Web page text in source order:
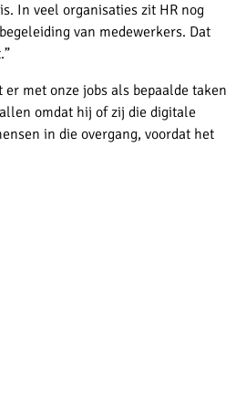
In veel organisaties zit HR nog
van medewerkers. Dat
met onze jobs als bepaalde taken
omdat hij of zij die digitale
in die overgang, voordat het